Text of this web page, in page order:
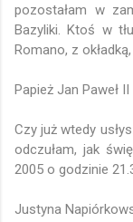
pozostałam w
Bazyliki. Ktoś w
Romano, z
Papież Jan Paweł II
Czy już wtedy
odczułam, jak
2005 o godzinie
Justyna